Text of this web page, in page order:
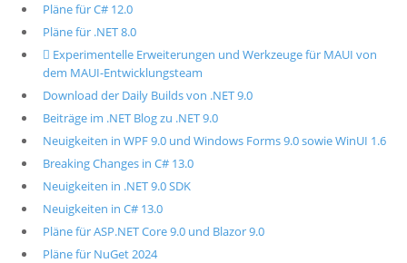
Pläne für C# 12.0
Pläne für .NET 8.0
 Experimentelle Erweiterungen und Werkzeuge für MAUI von
dem MAUI-Entwicklungsteam
Download der Daily Builds von .NET 9.0
Beiträge im .NET Blog zu .NET 9.0
Neuigkeiten in WPF 9.0 und Windows Forms 9.0 sowie WinUI 1.6
Breaking Changes in C# 13.0
Neuigkeiten in .NET 9.0 SDK
Neuigkeiten in C# 13.0
Pläne für ASP.NET Core 9.0 und Blazor 9.0
Pläne für NuGet 2024